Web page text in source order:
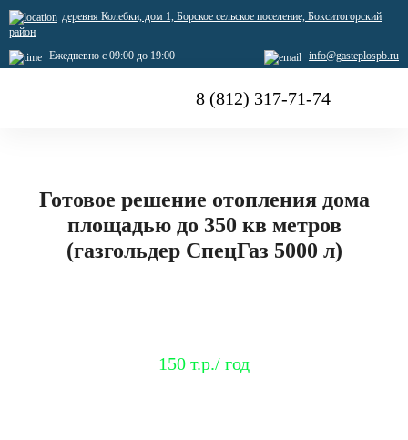
деревня Колебки, дом 1, Борское сельское поселение, Бокситогорский
район
Ежедневно с 09:00 до 19:00
info@gasteplospb.ru
8 (812) 317-71-74
Готовое решение отопления дома
площадью до 350 кв метров
(газгольдер СпецГаз 5000 л)
150 т.р./ год